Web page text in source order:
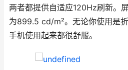
两者都提供自适应120Hz刷新。
为899.5 cd/m²。无论你使用是
手机使用起来都很舒服。